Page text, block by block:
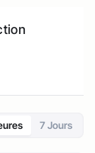
7 Jours